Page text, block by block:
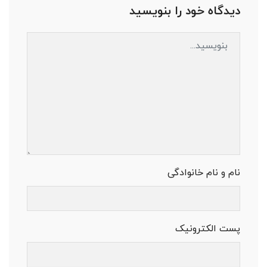
دیدگاه خود را بنویسید
نام و نام خانوادگی
پست الکترونیک